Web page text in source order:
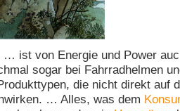
… ist von Energie und Power
sogar bei Fahrradhelmen
die nicht direkt auf
… Alles, was dem